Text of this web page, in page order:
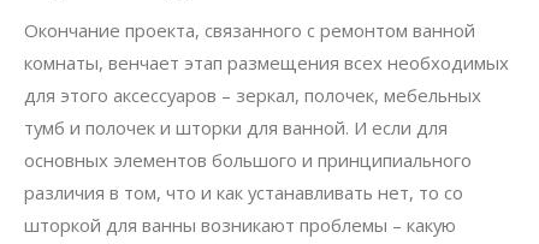
Окончание проекта, связанного с ремонтом ванной
комнаты, венчает этап размещения всех необходимых
для этого аксессуаров – зеркал, полочек, мебельных
тумб и полочек и шторки для ванной. И если для
основных элементов большого и принципиального
различия в том, что и как устанавливать нет, то со
шторкой для ванны возникают проблемы – какую